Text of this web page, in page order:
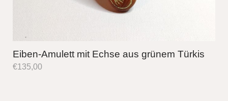
Eiben-Amulett mit Echse aus grünem Türkis
€135,00